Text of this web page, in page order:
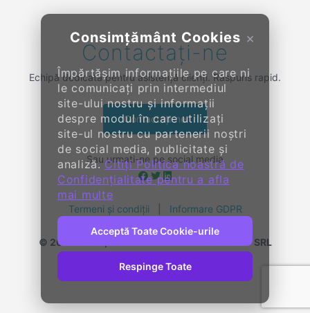
×
Consimțământ Cookies
Împărtășim informațiile pe care ni
le comunicați prin intermediul
site-ului nostru și informații
despre modul în care utilizați
site-ul nostru cu partenerii noștri
de social media, publicitate și
analiză.Citiți Politica noastră de
Confidențialitate pentru a afla
mai multe
Acceptă Toate Cookie-urile
Respinge Toate
Contactați-ne
Echipă dedicată pentru asistență clienți. Răspuns rapid.
Contactați-ne
Sau urmați-ne pe social media
Termeni și condiții Informare GDPR
© 2014-
2026, KENDALL ENTERPRISE GROUP SRL